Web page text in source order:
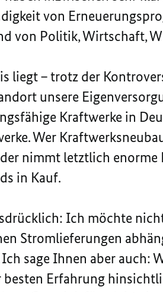
von
von Politik, Wirtschaft,
liegt – trotz der
unsere
Kraftwerke in
Wer
nimmt letztlich
in Kauf.
Ich möchte
Stromlieferungen
sage Ihnen aber auch:
Erfahrung